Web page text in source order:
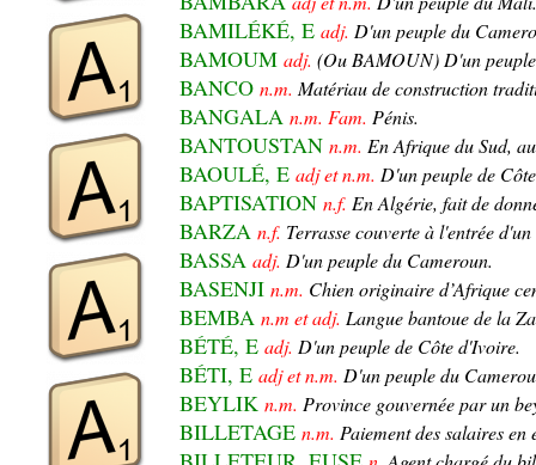
BAMILÉKÉ, E adj. D'un peuple du
BAMOUM adj. (Ou BAMOUN) D'un
BANCO n.m. Matériau de construction
BANGALA n.m. Fam. Pénis.
BANTOUSTAN n.m. En Afrique du Sud,
BAOULÉ, E adj et n.m. D'un peuple de
BAPTISATION n.f. En Algérie, fait de
BARZA n.f. Terrasse couverte à l'entrée
BASSA adj. D'un peuple du Cameroun.
BASENJI n.m. Chien originaire d’Afrique
BEMBA n.m et adj. Langue bantoue de la
BÉTÉ, E adj. D'un peuple de Côte d'Ivoire.
BÉTI, E adj et n.m. D'un peuple du
BEYLIK n.m. Province gouvernée par un
BILLETAGE n.m. Paiement des salaires en